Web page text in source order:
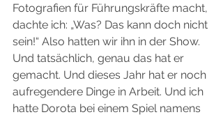
Fotografien für Führungskräfte macht,
dachte ich: „Was? Das kann doch nicht
sein!“ Also hatten wir ihn in der Show.
Und tatsächlich, genau das hat er
gemacht. Und dieses Jahr hat er noch
aufregendere Dinge in Arbeit. Und ich
hatte Dorota bei einem Spiel namens